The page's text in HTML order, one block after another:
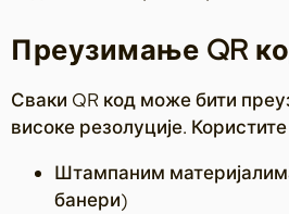
Преузимање QR
Сваки QR код може бити
високе резолуције. Користите
Штампаним
банери)